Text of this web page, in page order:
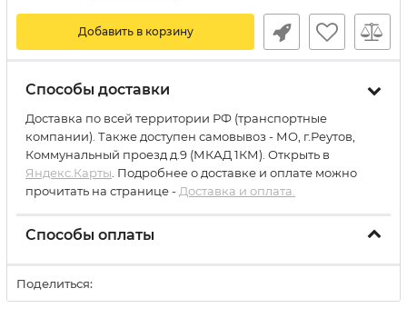
Добавить в корзину
Способы доставки
Доставка по всей территории РФ (транспортные
компании). Также доступен самовывоз - МО, г.Реутов,
Коммунальный проезд д.9 (МКАД 1КМ). Открыть в
Яндекс.Карты . Подробнее о доставке и оплате можно
прочитать на странице - Доставка и оплата.
Способы оплаты
Поделиться: